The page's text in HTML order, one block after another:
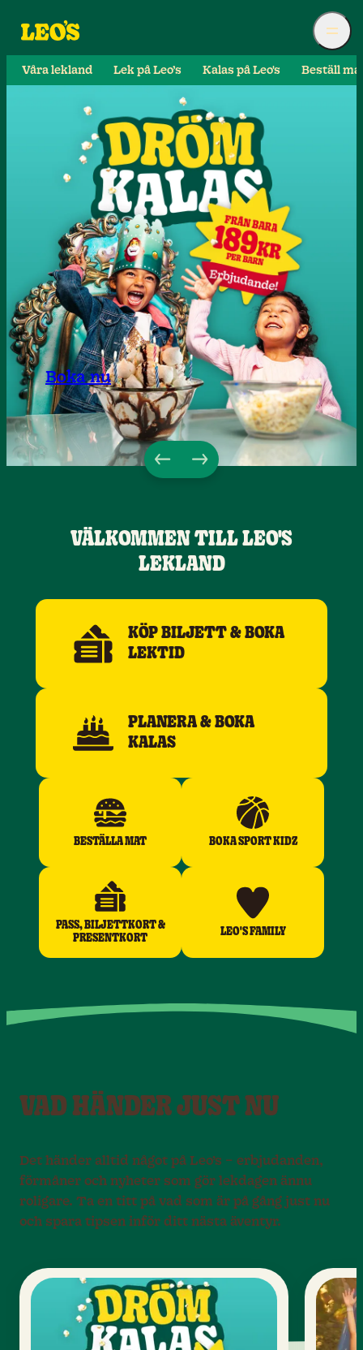
Våra lekland Lek på Leo’s Kalas på Leo's Beställ
Boka nu
VÄLKOMMEN TILL LEO'S
LEKLAND
KÖP BILJETT & BOKA
LEKTID
PLANERA & BOKA
KALAS
BESTÄLLA MAT BOKA SPORT KIDZ
PASS, BILJETTKORT &
PRESENTKORT
LEO'S FAMILY
VAD HÄNDER JUST NU
Det händer alltid något på Leo’s – erbjudanden,
förmåner och nyheter som gör lekdagen ännu
roligare. Ta en titt på vad som är på gång just nu
och spara tipsen inför ditt nästa äventyr.